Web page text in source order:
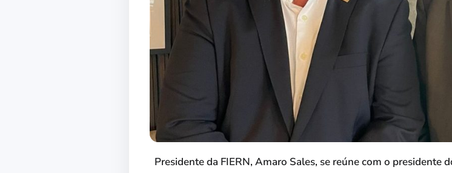
Presidente da FIERN, Amaro Sales, se reúne com o presidente